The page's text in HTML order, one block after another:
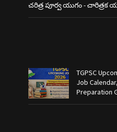
చరిత్ర పూర్వ యుగం - చారిత్రక
TGPSC
Job
Preparation